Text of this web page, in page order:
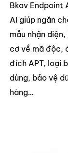
Bkav Endpoint
AI giúp ngăn
mẫu nhận
cơ về mã độc,
đích APT, loại
dùng, bảo vệ
hàng…